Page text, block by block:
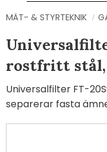
MÄT- & STYRTEKNIK
rostfritt stål,
Universalfilter FT-
separerar fasta